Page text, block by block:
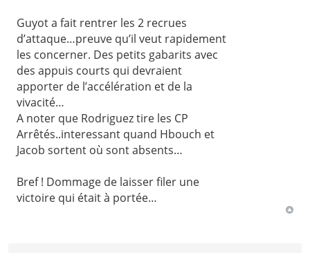
Guyot a fait rentrer les 2 recrues
d’attaque…preuve qu’il veut rapidement
les concerner. Des petits gabarits avec
des appuis courts qui devraient
apporter de l’accélération et de la
vivacité…
A noter que Rodriguez tire les CP
Arrêtés..interessant quand Hbouch et
Jacob sortent où sont absents…
Bref ! Dommage de laisser filer une
victoire qui était à portée…